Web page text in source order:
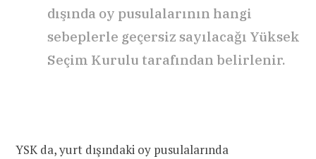
dışında oy pusulalarının hangi
sebeplerle geçersiz sayılacağı Yüksek
Seçim Kurulu tarafından belirlenir.
YSK da, yurt dışındaki oy pusulalarında